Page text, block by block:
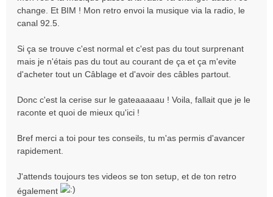
change. Et BIM ! Mon retro envoi la musique via la radio, le
canal 92.5.
Si ça se trouve c'est normal et c'est pas du tout surprenant
mais je n'étais pas du tout au courant de ça et ça m'evite
d'acheter tout un Câblage et d'avoir des câbles partout.
Donc c'est la cerise sur le gateaaaaau ! Voila, fallait que je le
raconte et quoi de mieux qu'ici !
Bref merci a toi pour tes conseils, tu m'as permis d'avancer
rapidement.
J'attends toujours tes videos se ton setup, et de ton retro
également